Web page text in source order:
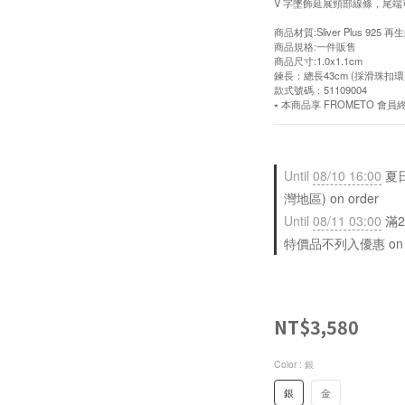
商品材質:Sliver Plus 925 再
商品規格:一件販售
商品尺寸:1.0x1.1cm
鍊長：總長43cm (採滑珠扣
款式號碼：51109004
⭑ 本商品享 FROMETO 會員
Until 08/10 16:00 夏
灣地區) on order
Until 08/11 03:00 滿
特價品不列入優惠
NT$3,580
Color : 銀
銀 金